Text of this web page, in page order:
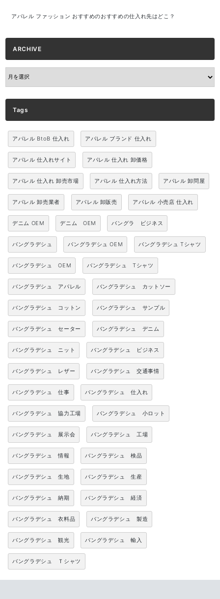
アパレル ファッション おすすめのおすすめの仕入れ先はどこ？
ARCHIVE
ARCHIVE
Tags
アパレル BtoB 仕入れ アパレル ブランド 仕入れ
アパレル 仕入れサイト アパレル 仕入れ 卸価格
アパレル 仕入れ 卸売市場 アパレル 仕入れ方法 アパレル 卸問屋
アパレル 卸売業者 アパレル 卸販売 アパレル 小売店 仕入れ
デニム OEM デニム OEM バングラ ビジネス
バングラデシュ バングラデシュ OEM バングラデシュ Tシャツ
バングラデシュ OEM バングラデシュ Tシャツ
バングラデシュ アパレル バングラデシュ カットソー
バングラデシュ コットン バングラデシュ サンプル
バングラデシュ セーター バングラデシュ デニム
バングラデシュ ニット バングラデシュ ビジネス
バングラデシュ レザー バングラデシュ 交通事情
バングラデシュ 仕事 バングラデシュ 仕入れ
バングラデシュ 協力工場 バングラデシュ 小ロット
バングラデシュ 展示会 バングラデシュ 工場
バングラデシュ 情報 バングラデシュ 検品
バングラデシュ 生地 バングラデシュ 生産
バングラデシュ 納期 バングラデシュ 経済
バングラデシュ 衣料品 バングラデシュ 製造
バングラデシュ 観光 バングラデシュ 輸入
バングラデシュ Ｔシャツ